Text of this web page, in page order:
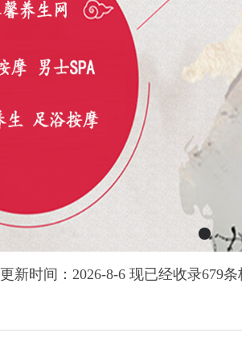
更新时间：2026-8-6 现已经收录679